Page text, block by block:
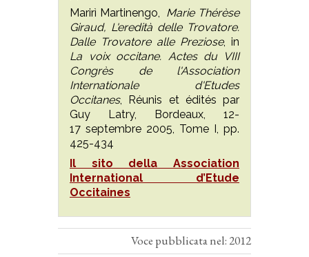
Marirì Martinengo, Marie Thérèse
Giraud, L'eredità delle Trovatore.
Dalle Trovatore alle Preziose, in
La voix occitane. Actes du VIII
Congrès de l'Association
Internationale d'Etudes
Occitanes, Réunis et édités par
Guy Latry, Bordeaux, 12-
17 septembre 2005, Tome I, pp.
425-434
Il sito della Association
International d’Etude
Occitaines
Voce pubblicata nel: 2012